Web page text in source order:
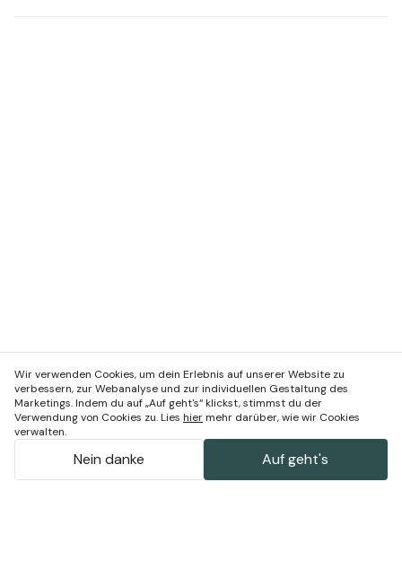
Wir verwenden Cookies, um dein Erlebnis auf unserer Website zu
verbessern, zur Webanalyse und zur individuellen Gestaltung des
Marketings. Indem du auf „Auf geht's“ klickst, stimmst du der
Verwendung von Cookies zu. Lies hiermehr darüber, wie wir Cookies
verwalten.
Nein danke Auf geht's